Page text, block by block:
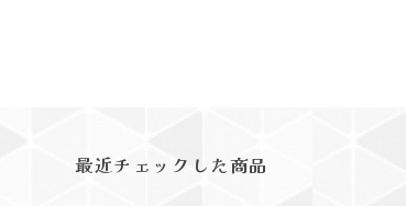
最近チェックした商品